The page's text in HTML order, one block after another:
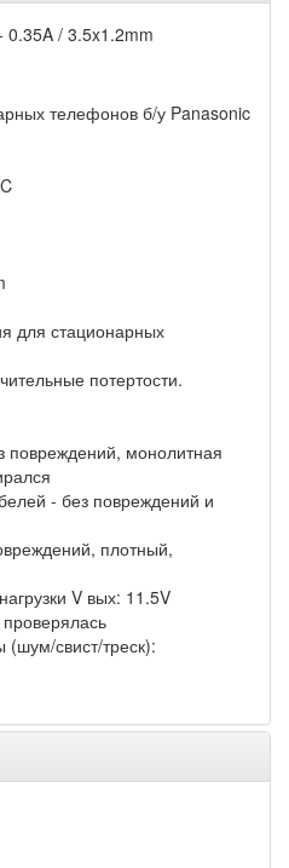
0.35A / 3.5x1.2mm
телефонов б/у Panasonic
для стационарных
потертости.
повреждений, монолитная
- без повреждений и
плотный,
V вых: 11.5V
свист/треск):